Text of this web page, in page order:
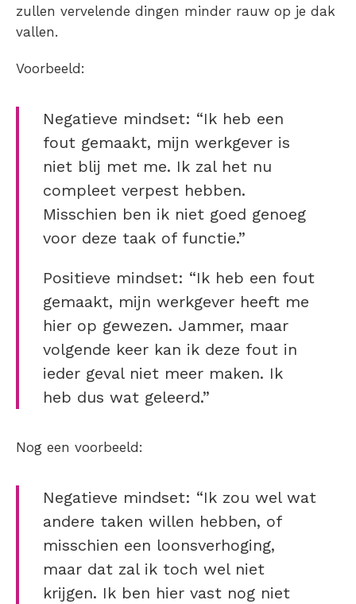
zullen vervelende dingen minder rauw op je dak
vallen.
Voorbeeld:
Negatieve mindset: “Ik heb een
fout gemaakt, mijn werkgever is
niet blij met me. Ik zal het nu
compleet verpest hebben.
Misschien ben ik niet goed genoeg
voor deze taak of functie.”
Positieve mindset: “Ik heb een fout
gemaakt, mijn werkgever heeft me
hier op gewezen. Jammer, maar
volgende keer kan ik deze fout in
ieder geval niet meer maken. Ik
heb dus wat geleerd.”
Nog een voorbeeld:
Negatieve mindset: “Ik zou wel wat
andere taken willen hebben, of
misschien een loonsverhoging,
maar dat zal ik toch wel niet
krijgen. Ik ben hier vast nog niet